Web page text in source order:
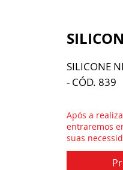
SILICONE
- CÓD. 839
Após a
entraremos
suas